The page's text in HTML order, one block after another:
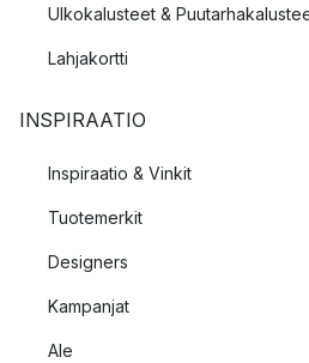
Ulkokalusteet &
Lahjakortti
INSPIRAATIO
Inspiraatio & Vinkit
Tuotemerkit
Designers
Kampanjat
Ale